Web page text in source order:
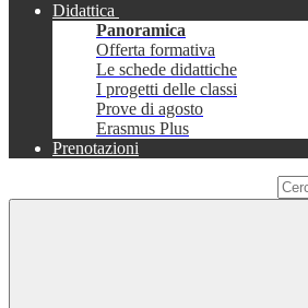
Didattica
Panoramica
Offerta formativa
Le schede didattiche
I progetti delle classi
Prove di agosto
Erasmus Plus
Prenotazioni